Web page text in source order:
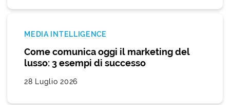
MEDIA INTELLIGENCE
Come comunica oggi il marketing del
lusso: 3 esempi di successo
28 Luglio 2026